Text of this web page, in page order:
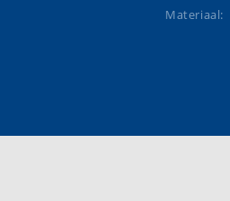
Materiaal: